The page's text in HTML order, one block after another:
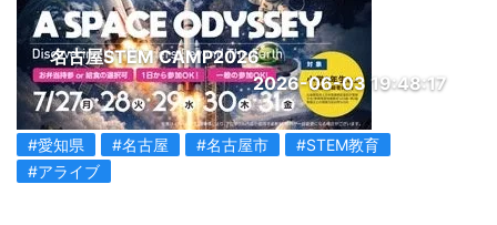
名古屋STEM CAMP2026
2026-06-03 19:48:17
#愛知県 #名古屋 #名古屋市
#STEM教育
#アライブ